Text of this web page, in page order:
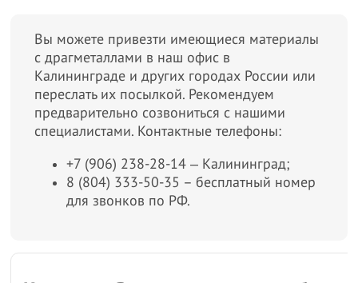
Вы можете привезти имеющиеся материалы
с драгметаллами в наш офис в
Калининграде и других городах России или
переслать их посылкой. Рекомендуем
предварительно созвониться с нашими
специалистами. Контактные телефоны:
+7 (906) 238-28-14 ‒ Калининград;
8 (804) 333-50-35 – бесплатный номер
для звонков по РФ.